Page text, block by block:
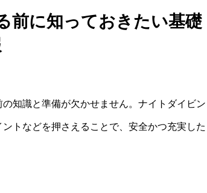
前に知っておきたい基礎
知識と準備が欠かせません。ナイトダイビン
トなどを押さえることで、安全かつ充実した